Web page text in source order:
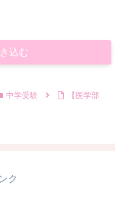
込む
中学受験
【医学部
ク